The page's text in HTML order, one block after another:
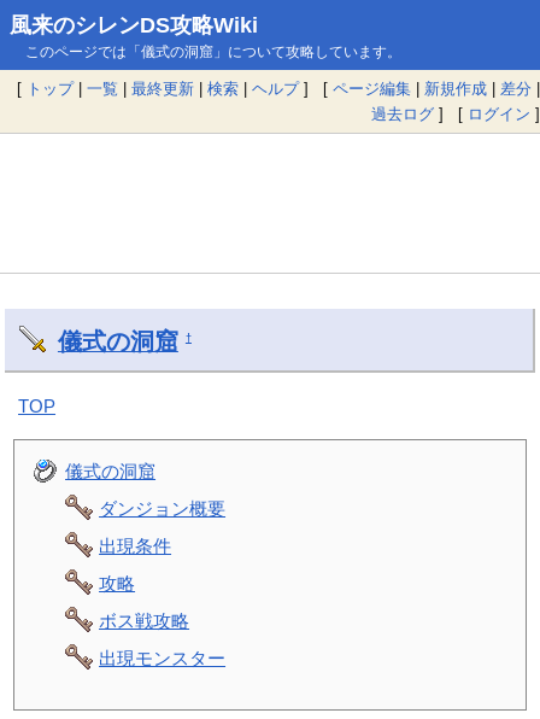
風来のシレンDS攻略Wiki
このページでは「儀式の洞窟」について攻略しています。
[ トップ| 一覧 | 最終更新 | 検索 | ヘルプ] [ ページ編集 | 新規作成 | 差分 |
過去ログ ] [ ログイン ]
儀式の洞窟 †
TOP
儀式の洞窟
ダンジョン概要
出現条件
攻略
ボス戦攻略
出現モンスター